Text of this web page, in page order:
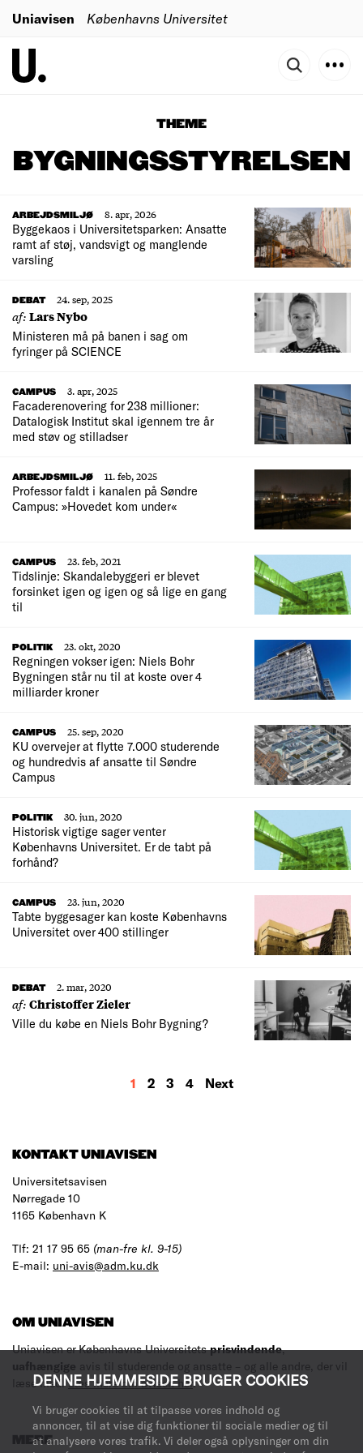
DENNE HJEMMESIDE BRUGER COOKIES
Vi bruger cookies til at tilpasse vores indhold og
annoncer, til at vise dig funktioner til sociale medier og til
at analysere vores trafik. Vi deler også oplysninger om din
Uniavisen Københavns Universitet
THEME
BYGNINGSSTYRELSEN
ARBEJDSMILJØ
8. apr, 2026
Byggekaos i Universitetsparken: Ansatte
ramt af støj, vandsvigt og manglende
varsling
DEBAT 24. sep, 2025
af:Lars Nybo
Ministeren må på banen i sag om
fyringer på SCIENCE
CAMPUS
3. apr, 2025
Facaderenovering for 238 millioner:
Datalogisk Institut skal igennem tre år
med støv og stilladser
ARBEJDSMILJØ
11. feb, 2025
Professor faldt i kanalen på Søndre
Campus: »Hovedet kom under«
CAMPUS
23. feb, 2021
Tidslinje: Skandalebyggeri er blevet
forsinket igen og igen og så lige en gang
til
POLITIK
23. okt, 2020
Regningen vokser igen: Niels Bohr
Bygningen står nu til at koste over 4
milliarder kroner
CAMPUS
25. sep, 2020
KU overvejer at flytte 7.000 studerende
og hundredvis af ansatte til Søndre
Campus
POLITIK
30. jun, 2020
Historisk vigtige sager venter
Københavns Universitet. Er de tabt på
forhånd?
CAMPUS
23. jun, 2020
Tabte byggesager kan koste Københavns
Universitet over 400 stillinger
DEBAT 2. mar, 2020
af:Christoffer Zieler
Ville du købe en Niels Bohr Bygning?
1 2 3 4 Next
KONTAKT UNIAVISEN
Universitetsavisen
Nørregade 10
1165 København K
Tlf: 21 17 95 65 (man-fre kl. 9-15)
E-mail: uni-avis@adm.ku.dk
OM UNIAVISEN
Uniavisen er Københavns Universitetsprisvindende,
uafhængige avis til studerende og ansatte – og alle andre, der vil
læse med.Læs mere om avisen her.
MERE